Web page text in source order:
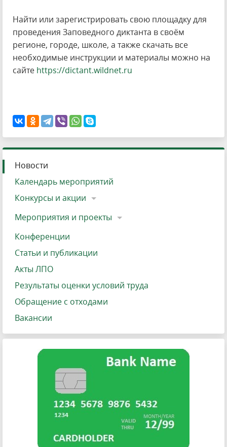
Найти или зарегистрировать свою площадку для
проведения Заповедного диктанта в своём
регионе, городе, школе, а также скачать все
необходимые инструкции и материалы можно на
сайте https://dictant.wildnet.ru
Новости
Календарь мероприятий
Конкурсы и акции
Мероприятия и проекты
Конференции
Статьи и публикации
Акты ЛПО
Результаты оценки условий труда
Обращение с отходами
Вакансии